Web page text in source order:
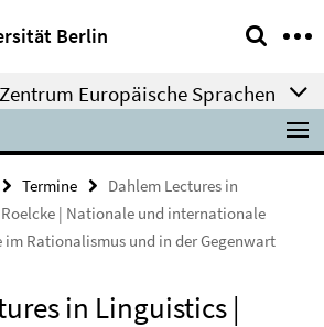
Berlin
Europäische Sprachen
Termine
Dahlem Lectures in
| Nationale und internationale
im Rationalismus und in der Gegenwart
in Linguistics |